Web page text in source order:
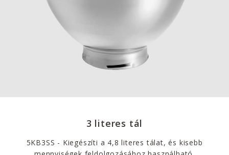
3 literes tál
5KB3SS - Kiegészíti a 4,8 literes tálat, és kisebb